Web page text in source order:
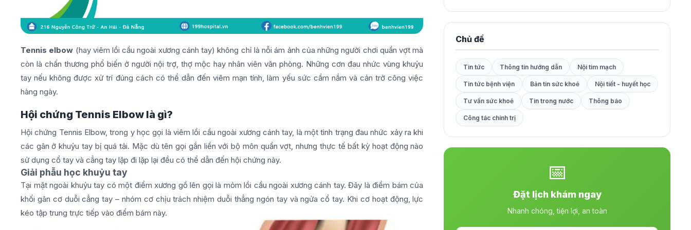
Tennis elbow (hay viêm lồi cầu ngoài xương cánh tay) không chỉ là nỗi ám ảnh của những người chơi quần vợt mà
còn là chấn thương phổ biến ở người nội trợ, thợ mộc hay nhân viên văn phòng. Những cơn đau nhức vùng khuỷu
tay nếu không được xử trí đúng cách có thể dẫn đến viêm mạn tính, làm yếu sức cầm nắm và cản trở công việc
hàng ngày.
Hội chứng Tennis Elbow là gì?
Hội chứng Tennis Elbow, trong y học gọi là viêm lồi cầu ngoài xương cánh tay, là một tình trạng đau nhức xảy ra khi
các gân ở khuỷu tay bị quá tải. Mặc dù tên gọi gắn liền với bộ môn quần vợt, nhưng thực tế bất kỳ hoạt động nào
sử dụng cổ tay và cẳng tay lặp đi lặp lại đều có thể dẫn đến hội chứng này.
Giải phẫu học khuỷu tay
Tại mặt ngoài khuỷu tay có một điểm xương gồ lên gọi là mỏm lồi cầu ngoài xương cánh tay. Đây là điểm bám của
khối gân cơ duỗi cẳng tay – nhóm cơ chịu trách nhiệm duỗi thẳng ngón tay và ngửa cổ tay. Khi cơ hoạt động, lực
kéo tập trung trực tiếp vào điểm bám này.
Chủ đề
Tin tức Thông tin hướng dẫn Nội tim mạch
Tin tức bệnh viện Bản tin sức khoẻ Nội tiết - huyết học
Tư vấn sức khoẻ Tin trong nước Thông báo
Công tác chính trị
📅
Đặt lịch khám ngay
Nhanh chóng, tiện lợi, an toàn